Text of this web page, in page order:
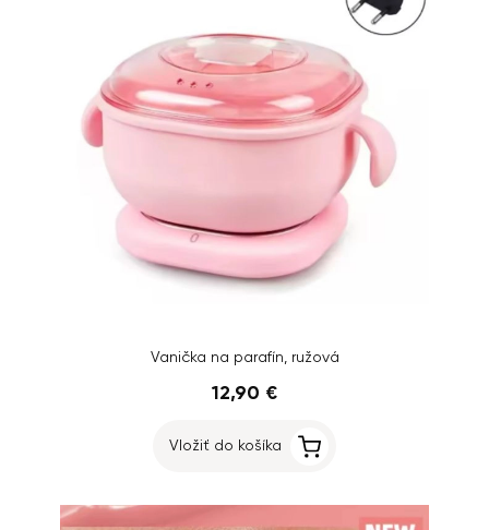
Vanička na parafín, ružová
12,90 €
Vložiť do košíka